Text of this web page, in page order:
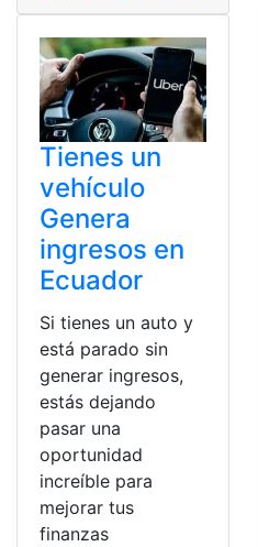
Tienes un
vehículo
Genera
ingresos en
Ecuador
Si tienes un auto y
está parado sin
generar ingresos,
estás dejando
pasar una
oportunidad
increíble para
mejorar tus
finanzas